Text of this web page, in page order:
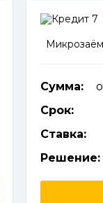
Сумма:
Срок:
Ставка:
Решение: